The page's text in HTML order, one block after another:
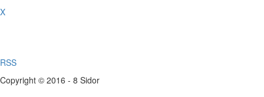
X
RSS
Copyright © 2016 - 8 Sidor